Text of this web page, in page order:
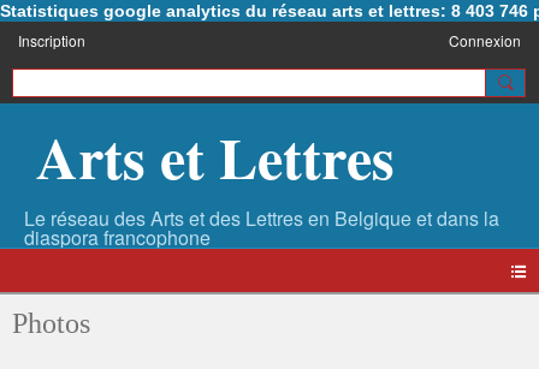
Statistiques google analytics du réseau arts et lettres: 8 403 746
Inscription Connexion
Arts et Lettres
Photos